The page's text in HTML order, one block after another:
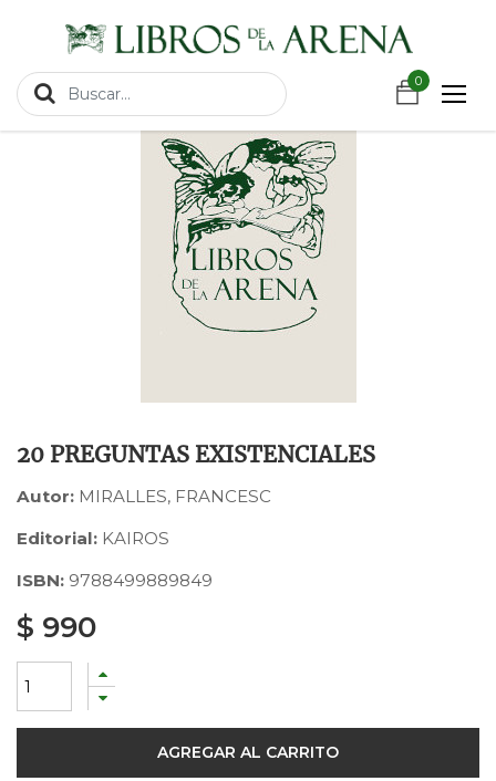
0
Productos 20 PREGUNTAS EXISTENCIALES
20 PREGUNTAS EXISTENCIALES
Autor: MIRALLES, FRANCESC
Editorial: KAIROS
ISBN: 9788499889849
$ 990
AGREGAR AL CARRITO